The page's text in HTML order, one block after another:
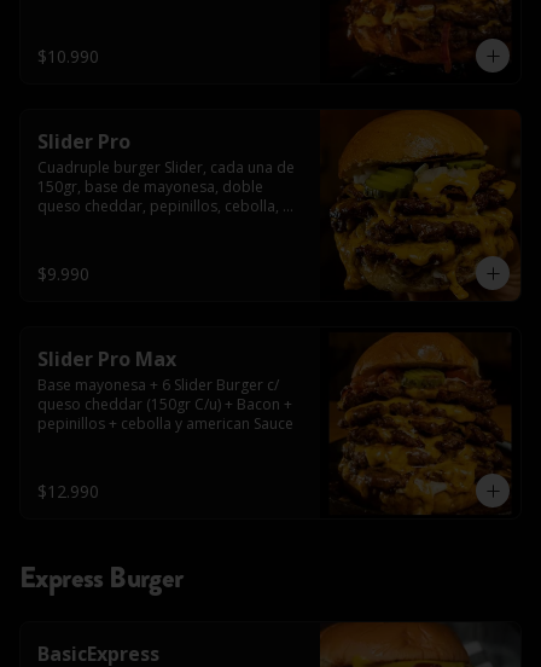
$10.990
Slider Pro
Cuadruple burger Slider, cada una de
150gr, base de mayonesa, doble
queso cheddar, pepinillos, cebolla,
$9.990
Slider Pro Max
Base mayonesa + 6 Slider Burger c/
queso cheddar (150gr C/u) + Bacon +
pepinillos + cebolla y american Sauce
$12.990
Express Burger
BasicExpress